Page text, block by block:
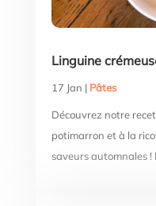
Linguine
17 Jan | Pâtes
Découvrez notre
potimarron et à la
saveurs automnales !